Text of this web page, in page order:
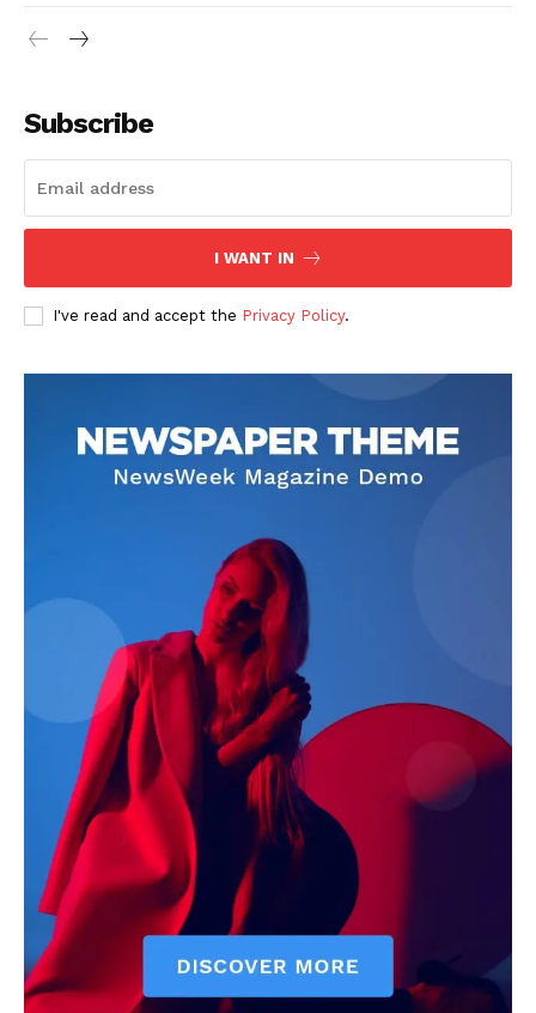
AIN NEWS 1
Contact Us
Privacy Policy
Terms of Use Agreement
Facebook
X WhatsApp
Share
Subscribe
I WANT IN
I've read and accept the Privacy Policy.